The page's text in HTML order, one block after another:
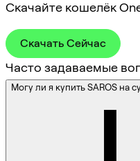
Скачайте кошелёк
Скачать Сейчас
Часто задаваемые
Могу ли я купить SAROS на